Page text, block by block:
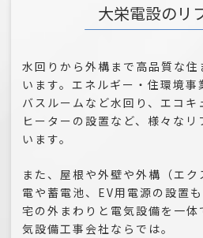
大栄電設のリ
水回りから外構まで高品質な住
います。エネルギー・住環境事
バスルームなど水回り、エコ
ヒーターの設置など、様々な
います。
また、屋根や外壁や外構（エ
電や蓄電池、EV用電源の設置
宅の外まわりと電気設備を一
気設備工事会社ならでは。